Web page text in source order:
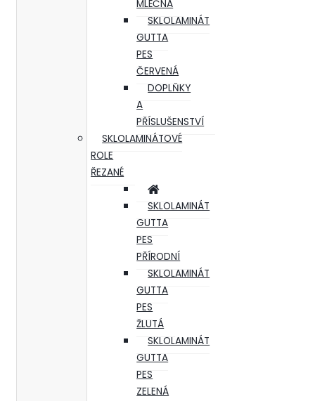
MLÉČNÁ
SKLOLAMINÁT
GUTTA
PES
ČERVENÁ
DOPLŇKY
A
PŘÍSLUŠENSTVÍ
SKLOLAMINÁTOVÉ
ROLE
ŘEZANÉ
SKLOLAMINÁT
GUTTA
PES
PŘÍRODNÍ
SKLOLAMINÁT
GUTTA
PES
ŽLUTÁ
SKLOLAMINÁT
GUTTA
PES
ZELENÁ